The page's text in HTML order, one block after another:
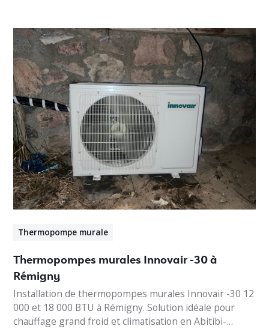
Thermopompe murale
Thermopompes murales Innovair -30 à
Rémigny
Installation de thermopompes murales Innovair -30 12
000 et 18 000 BTU à Rémigny. Solution idéale pour
chauffage grand froid et climatisation en Abitibi-